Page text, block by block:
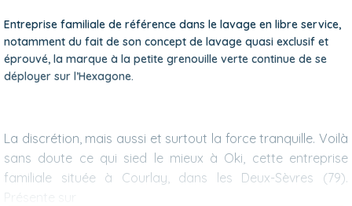
Entreprise familiale de référence dans le lavage en libre service,
notamment du fait de son concept de lavage quasi exclusif et
éprouvé, la marque à la petite grenouille verte continue de se
déployer sur l’Hexagone.
La discrétion, mais aussi et surtout la force tranquille. Voilà
sans doute ce qui sied le mieux à Oki, cette entreprise
familiale située à Courlay, dans les Deux-Sèvres (79).
Présente sur